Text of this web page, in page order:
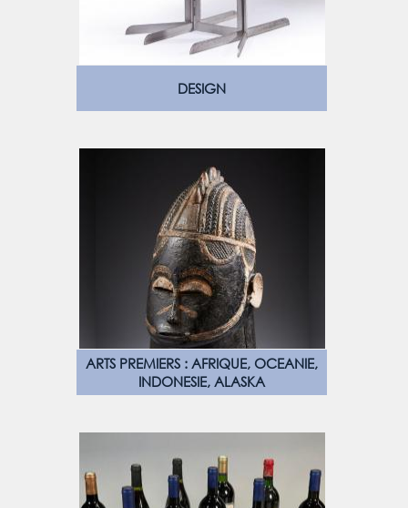
DESIGN
ARTS PREMIERS : AFRIQUE, OCEANIE,
INDONESIE, ALASKA